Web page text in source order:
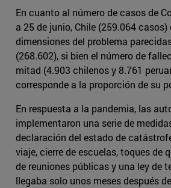
En cuanto al número de casos de
a 25 de junio, Chile (259.064
dimensiones del problema
(268.602), si bien el número de
mitad (4.903 chilenos y 8.761
corresponde a la proporción de su
En respuesta a la pandemia, las
implementaron una serie de
declaración del estado de
viaje, cierre de escuelas, toques de
de reuniones públicas y una ley de
llegaba solo unos meses después